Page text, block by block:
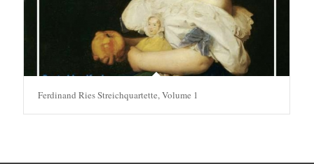
Ferdinand Ries Streichquartette, Volume 1